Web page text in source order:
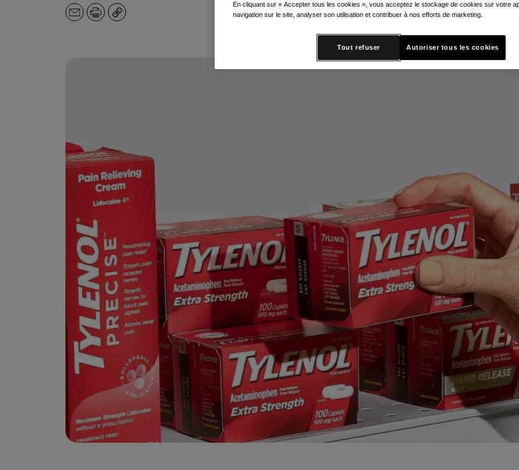
E-
Imprimer
Copier
En cliquant sur « Accepter tous les cookies », vous acceptez le stockage de cookies sur votre
navigation sur le site, analyser son utilisation et contribuer à nos efforts de marketing.
Tout refuser Autoriser tous les cookies